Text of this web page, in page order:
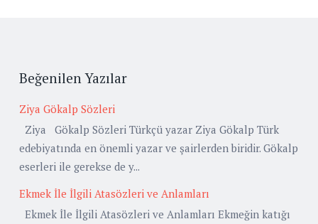
Beğenilen Yazılar
Ziya Gökalp Sözleri
Ziya Gökalp Sözleri Türkçü yazar Ziya Gökalp Türk
edebiyatında en önemli yazar ve şairlerden biridir. Gökalp
eserleri ile gerekse de y...
Ekmek İle İlgili Atasözleri ve Anlamları
Ekmek İle İlgili Atasözleri ve Anlamları Ekmeğin katığı